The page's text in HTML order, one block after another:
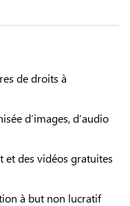
de droits à
d’images, d’audio
et des vidéos gratuites
à but non lucratif